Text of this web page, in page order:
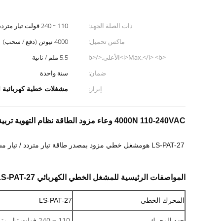
ذات الصلة الجهد: 110 ~ 240 فولت تيار متردد
ماكس تحميل:
4000 نيوتن (دفع / سحب)
<i>Max.</i> <b>الأعلى.</b>
<i>speed at no load</i>
5.5 ملم / ثانية
ضمان:
سنة واحدة
إبراز:
مشغلات خطية كهربائية 4000N
4000N 110-240VAC وعاء مزود الطاقة نظام التهوية تربية الماشية المحرك الخطي
LS-PAT-27 هو
المواصفات الرئيسية للمشغل الخطي الكهربائي LS-PAT-27
المحرك الخطي LS-PAT-27